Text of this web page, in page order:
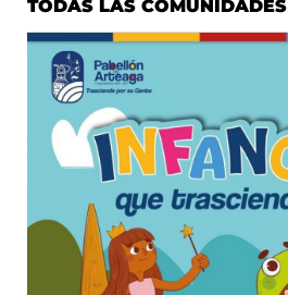
TODAS LAS COMUNIDADES